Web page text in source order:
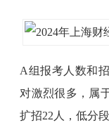
A组报考人数和
对激烈很多，属
扩招22人，低分